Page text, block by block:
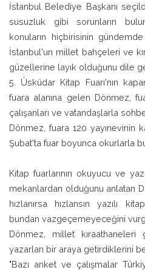
İstanbul Belediye Başkanı
susuzluk gibi sorunların
konuların hiçbirisinin gündemde
İstanbul'un millet bahçeleri ve
güzellerine layık olduğunu dile
5. Üsküdar Kitap Fuarı'nın
fuara alanına gelen Dönmez,
çalışanları ve vatandaşlarla
Dönmez, fuara 120 yayınevinin
Şubat'ta fuar boyunca okurlarla
Kitap fuarlarının okuyucu ve
mekanlardan olduğunu anlatan
hızlanırsa hızlansın yazılı
bundan vazgeçemeyeceğini
Dönmez, millet
yazarları bir araya getirdiklerini
"Bazı anket ve çalışmalar